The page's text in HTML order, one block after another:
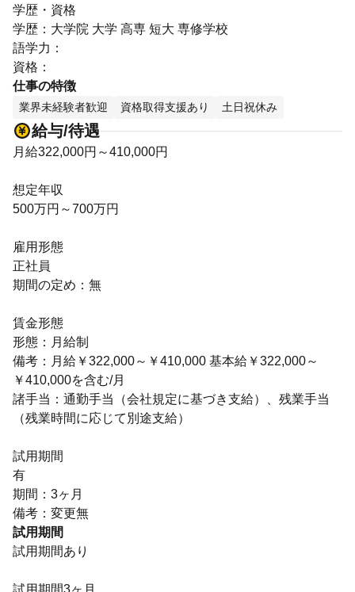
学歴・資格
学歴：大学院 大学 高専 短大 専修学校
語学力：
資格：
仕事の特徴
業界未経験者歓迎 資格取得支援あり 土日祝休み
給与/待遇
月給322,000円～410,000円
想定年収
500万円～700万円
雇用形態
正社員
期間の定め：無
賃金形態
形態：月給制
備考：月給￥322,000～￥410,000 基本給￥322,000～
￥410,000を含む/月
諸手当：通勤手当（会社規定に基づき支給）、残業手当
（残業時間に応じて別途支給）
試用期間
有
期間：3ヶ月
備考：変更無
試用期間
試用期間あり
試用期間3ヶ月。